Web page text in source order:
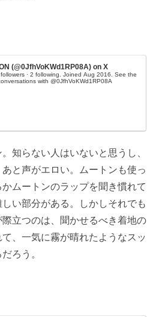
(@0JfhVoKWd1RP08A) on X
· 2 following. Joined Aug 2016. See the
with @0JfhVoKWd1RP08A
知らない人はいないと思うし、
と声がエロい。ムートンも使っ
ムートンのラップを聞き慣れて
い部分がある。しかしそれでも
立つのは、聞かせるべき着地の
、一気に霧が晴れたようなスッ
ろう。